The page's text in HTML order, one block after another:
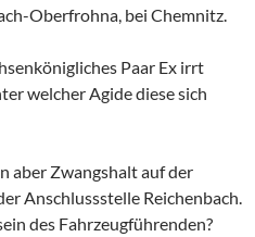
Oberfrohna, bei Chemnitz.
Paar Ex irrt
welcher Agide diese sich
aber Zwangshalt auf der
Anschlussstelle Reichenbach.
des Fahrzeugführenden?